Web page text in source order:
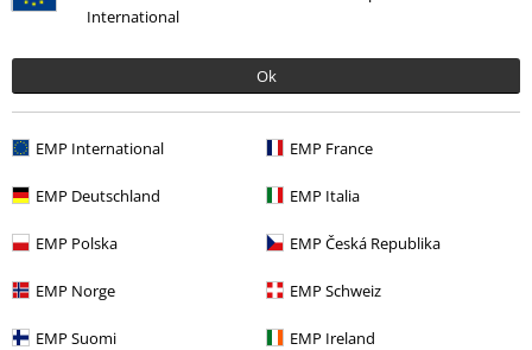
International
Ok
EMP International EMP France
EMP Deutschland EMP Italia
EMP Polska EMP Česká Republika
EMP Norge EMP Schweiz
EMP Suomi EMP Ireland
¿Te ha sido útil esta opinión?
Comentario